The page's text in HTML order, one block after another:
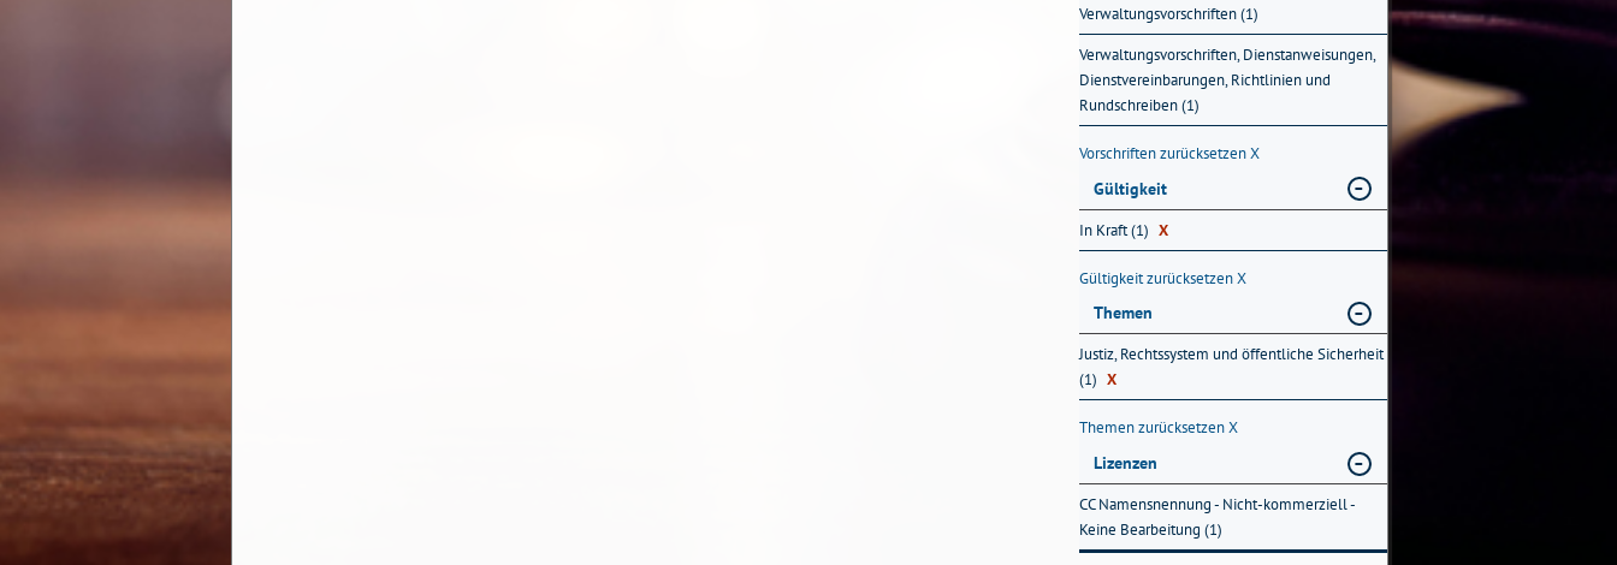
Verwaltungsvorschriften (1)
Verwaltungsvorschriften, Dienstanweisungen,
Dienstvereinbarungen, Richtlinien und
Rundschreiben (1)
Vorschriften zurücksetzenX
Gültigkeit
In Kraft (1) X
Gültigkeit zurücksetzenX
Themen
Justiz, Rechtssystem und öffentliche Sicherheit
(1) X
Themen zurücksetzenX
Lizenzen
CC Namensnennung - Nicht-kommerziell -
Keine Bearbeitung (1)